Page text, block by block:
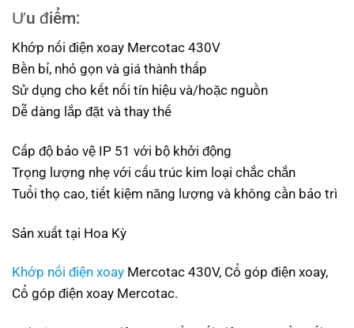
Ưu điểm:
Khớp nối điện xoay Mercotac 430V
Bền bỉ, nhỏ gọn và giá thành thấp
Sử dụng cho kết nối tín hiệu và/hoặc nguồn
Dễ dàng lắp đặt và thay thế
Cấp độ bảo vệ IP 51 với bộ khởi động
Trọng lượng nhẹ với cấu trúc kim loại chắc chắn
Tuổi thọ cao, tiết kiệm năng lượng và không cần bảo trì
Sản xuất tại Hoa Kỳ
Khớp nối điện xoay Mercotac 430V, Cổ góp điện xoay,
Cổ góp điện xoay Mercotac.